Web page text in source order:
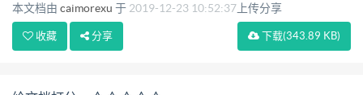
本文档由 caimorexu 于 2019-12-23 10:52:37 上传分享
下载(343.89 KB)
收藏 分享